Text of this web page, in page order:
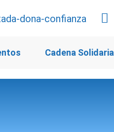
Cadena Solidaria